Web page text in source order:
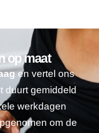
op maat
en vertel ons
duurt gemiddeld
werkdagen
om de